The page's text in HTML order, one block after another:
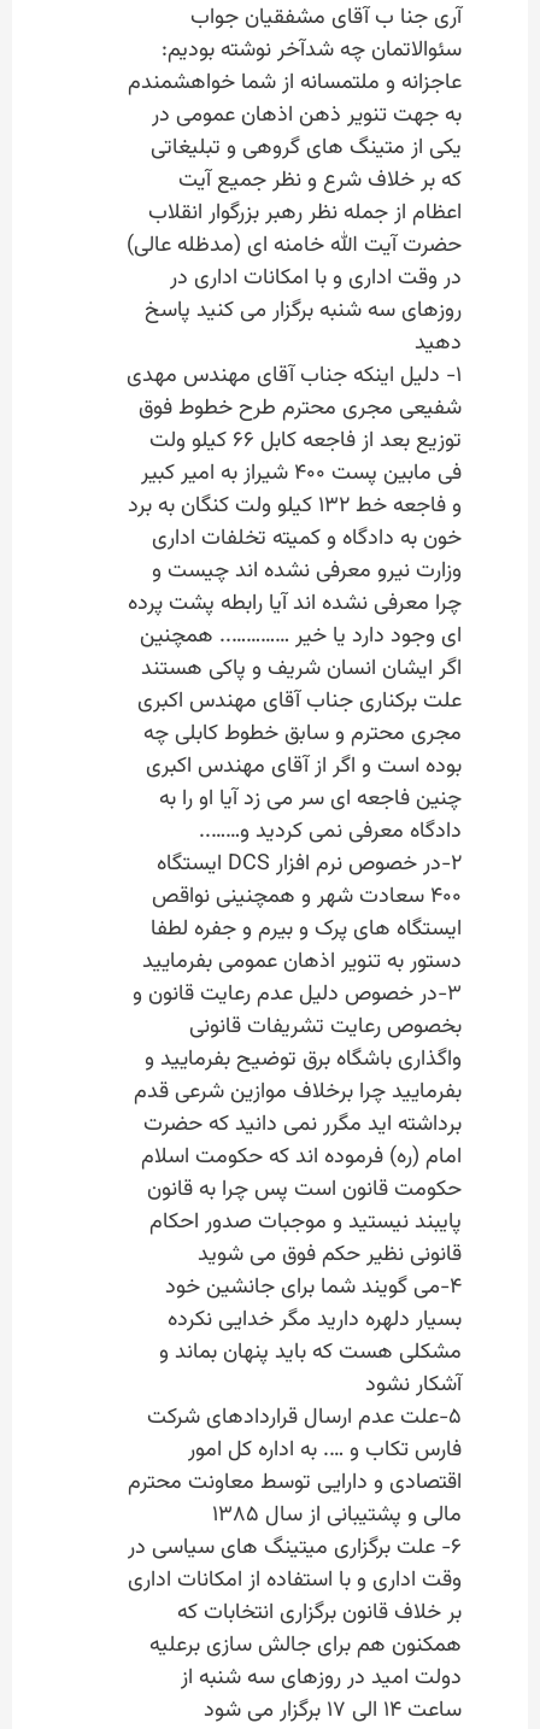
آری جنا ب آقای مشفقیان جواب
سئوالاتمان چه شدآخر نوشته بودیم:
عاجزانه و ملتمسانه از شما خواهشمندم
به جهت تنویر ذهن اذهان عمومی در
یکی از متینگ های گروهی و تبلیغاتی
که بر خلاف شرع و نظر جمیع آیت
اعظام از جمله نظر رهبر بزرگوار انقلاب
حضرت آیت الله خامنه ای (مدظله عالی)
در وقت اداری و با امکانات اداری در
روزهای سه شنبه برگزار می کنید پاسخ
دهید
۱- دلیل اینکه جناب آقای مهندس مهدی
شفیعی مجری محترم طرح خطوط فوق
توزیع بعد از فاجعه کابل ۶۶ کیلو ولت
فی مابین پست ۴۰۰ شیراز به امیر کبیر
و فاجعه خط ۱۳۲ کیلو ولت کنگان به برد
خون به دادگاه و کمیته تخلفات اداری
وزارت نیرو معرفی نشده اند چیست و
چرا معرفی نشده اند آیا رابطه پشت پرده
ای وجود دارد یا خیر ………….. همچنین
اگر ایشان انسان شریف و پاکی هستند
علت برکناری جناب آقای مهندس اکبری
مجری محترم و سابق خطوط کابلی چه
بوده است و اگر از آقای مهندس اکبری
چنین فاجعه ای سر می زد آیا او را به
دادگاه معرفی نمی کردید و……..
۲-در خصوص نرم افزار DCS ایستگاه
۴۰۰ سعادت شهر و همچنینی نواقص
ایستگاه های پرک و بیرم و جفره لطفا
دستور به تنویر اذهان عمومی بفرمایید
۳-در خصوص دلیل عدم رعایت قانون و
بخصوص رعایت تشریفات قانونی
واگذاری باشگاه برق توضیح بفرمایید و
بفرمایید چرا برخلاف موازین شرعی قدم
برداشته اید مگرر نمی دانید که حضرت
امام (ره) فرموده اند که حکومت اسلام
حکومت قانون است پس چرا به قانون
پایبند نیستید و موجبات صدور احکام
قانونی نظیر حکم فوق می شوید
۴-می گویند شما برای جانشین خود
بسیار دلهره دارید مگر خدایی نکرده
مشکلی هست که باید پنهان بماند و
آشکار نشود
۵-علت عدم ارسال قراردادهای شرکت
فارس تکاب و …. به اداره کل امور
اقتصادی و دارایی توسط معاونت محترم
مالی و پشتیبانی از سال ۱۳۸۵
۶- علت برگزاری میتینگ های سیاسی در
وقت اداری و با استفاده از امکانات اداری
بر خلاف قانون برگزاری انتخابات که
همکنون هم برای جالش سازی برعلیه
دولت امید در روزهای سه شنبه از
ساعت ۱۴ الی ۱۷ برگزار می شود